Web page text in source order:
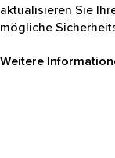
aktualisieren Sie
mögliche
Weitere